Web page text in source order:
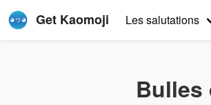
Get Kaomoji Les salutations
Bulles